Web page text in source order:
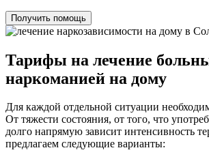
Получить помощь
Тарифы на лечение
наркоманией на дому
Для каждой отдельной ситуации
От тяжести состояния, от того, что
долго напрямую зависит интенсивность
предлагаем следующие варианты: